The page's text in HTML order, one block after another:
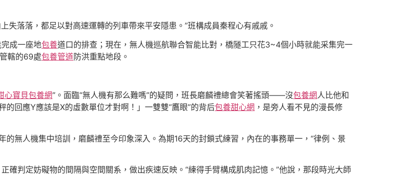
落落，都足以對高速運轉的列車帶來平安隱患。”班構成員秦程心有戚戚。
成一座地包養道口的排查；現在，無人機巡航聯合智能比對，橋隧工只花3~4個小時就能采集完一
轄的69處包養管道防洪重點地段。
心寶貝包養網”。面臨“無人機有那么難嗎”的疑問，班長磨麟禮總會笑著搖頭——沒包養網人比他和
的回應Y應該是X的虛數單位才對啊！」一雙雙“鷹眼”的背后包養甜心網 ，是旁人看不見的漫長修
的無人機集中培訓，磨麟禮至今印象深入。為期16天的封鎖式練習，內在的事務單一，“律例、景
確判定妨礙物的間隔與空間關系，做出疾速反映。“練得手臂構成肌肉記憶。”他說，那段時光大師